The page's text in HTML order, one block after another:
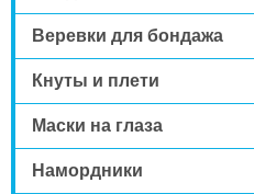
Веревки для бондажа
Кнуты и плети
Маски на глаза
Намордники